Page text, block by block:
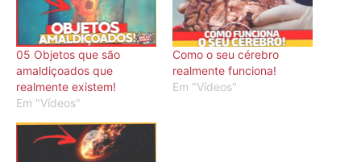
05 Objetos que são
amaldiçoados que
realmente existem!
Em "Vídeos"
Como o seu cérebro
realmente funciona!
Em "Vídeos"